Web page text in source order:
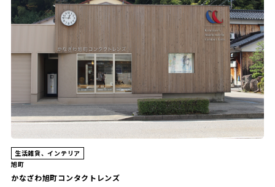
生活雑貨、インテリア
旭町
かなざわ旭町コンタクトレンズ